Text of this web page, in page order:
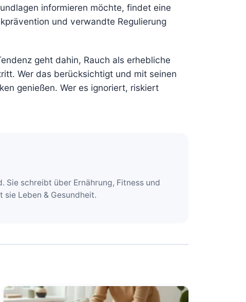
informieren möchte, findet eine
und verwandte Regulierung
geht dahin, Rauch als erhebliche
Wer das berücksichtigt und mit seinen
genießen. Wer es ignoriert, riskiert
schreibt über Ernährung, Fitness und
Leben & Gesundheit.